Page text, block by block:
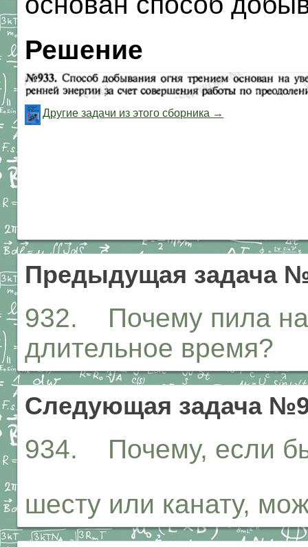
Решение
Другие задачи из этого сборника →
Предыдущая задача
932. Почему пила
длительное время?
Следующая задача
934. Почему, если
шесту или канату,